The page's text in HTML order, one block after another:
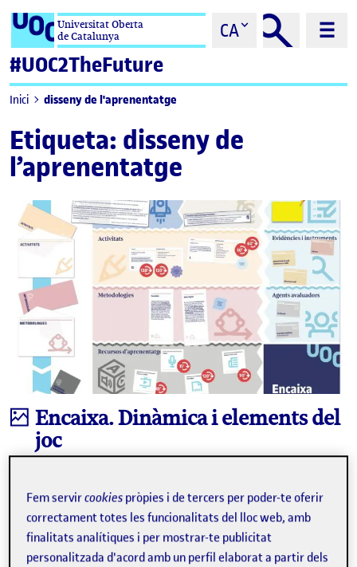
Saltar al contingutUniversitat Oberta
de Catalunya
CA
#UOC2TheFuture
Inici disseny de l'aprenentatge
Etiqueta: disseny de
l’aprenentatge
Infografia
Encaixa. Dinàmica i elements del
joc
Encaixa, és una proposta lúdica creada per l’equip de
l’eLearning Innovation Center (eLinC) per treballar
col·laborativament en el disseny integral d’una assignatura,
amb èmfasi en una sèrie d’aspectes clau, com …
Fem servircookies pròpies i de tercers per poder-te oferir
correctament totes les funcionalitats del lloc web, amb
finalitats analítiques i per mostrar-te publicitat
personalitzada d'acord amb un perfil elaborat a partir dels